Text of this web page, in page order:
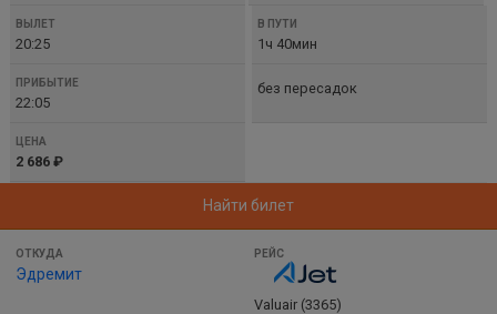
20:25 1ч 40мин
22:05
без пересадок
2 686 ₽
Найти билет
Эдремит
Valuair (3365)